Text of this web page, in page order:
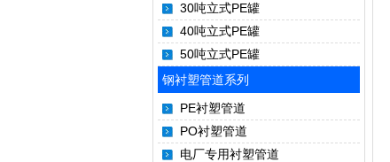
30吨立式PE罐
40吨立式PE罐
50吨立式PE罐
钢衬塑管道系列
PE衬塑管道
PO衬塑管道
电厂专用衬塑管道